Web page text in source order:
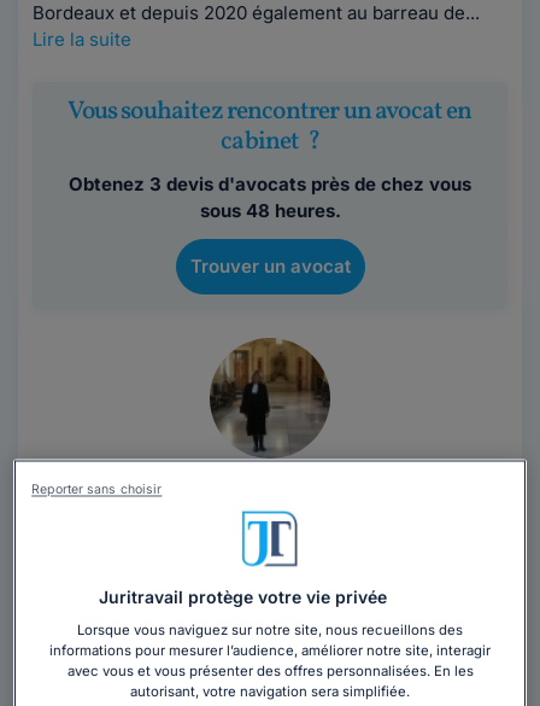
Bordeaux et depuis 2020 également au barreau de...
Lire la suite
Vous souhaitez rencontrer un avocat en
cabinet ?
Obtenez 3 devis d'avocats près de chez vous
sous 48 heures.
Trouver un avocat
Cabinet LEX & CO AVOCATS
Avocat au barreau de Nice
Bagnols-en-Forêt, 83600
Devenir avocate, était-ce une vocation ? Je savais
Juritravail protège votre vie privée
Lorsque vous naviguez sur notre site, nous recueillons des
informations pour mesurer l’audience, améliorer notre site, interagir
avec vous et vous présenter des offres personnalisées. En les
autorisant, votre navigation sera simplifiée.
Reporter sans choisir